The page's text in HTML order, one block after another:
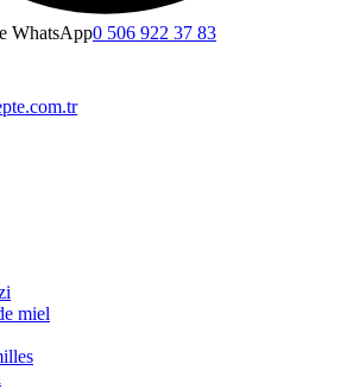
WhatsApp0 506 922 37 83
miel